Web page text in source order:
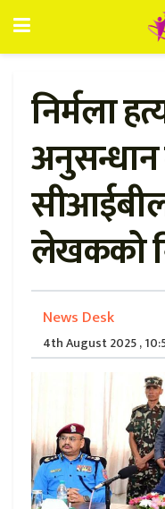
निर्मला
अनुसन्धान
लेखकको
News Desk
4th August 2025 ,